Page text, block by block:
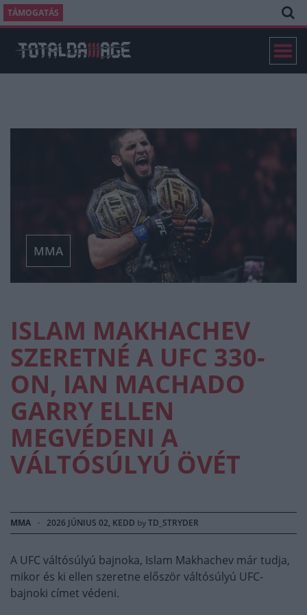
TÁMOGATÁS
MMA
ISLAM MAKHACHEV
SZERETNÉ A UFC 330-
ON, IAN MACHADO
GARRY ELLEN
MEGVÉDENI A
VÁLTÓSÚLYÚ ÖVÉT
MMA · 2026 JÚNIUS 02, KEDD byTD_STRYDER
A UFC váltósúlyú bajnoka, Islam Makhachev már tudja,
mikor és ki ellen szeretne először váltósúlyú UFC-
bajnoki címet védeni.